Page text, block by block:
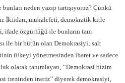
neden yazıp tartışıyoruz? Çünkü
İktidarı, muhalefeti, demokratik kitle
ifade özgürlüğü ile bunların tam
ile bir bütün olan Demokrasiyi; salt
ülkeyi yönetmesinden ibaret ve sadece
olarak tanımlayan, ’’Demokrasi bizim
treninden ineriz” diyerek demokrasiyi,